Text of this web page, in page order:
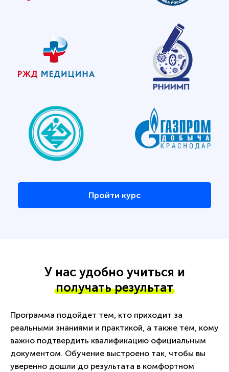
Пройти курс
У нас удобно учиться и
получать результат
Программа подойдет тем, кто приходит за
реальными знаниями и практикой, а также тем, кому
важно подтвердить квалификацию официальным
документом. Обучение выстроено так, чтобы вы
уверенно дошли до результата в комфортном